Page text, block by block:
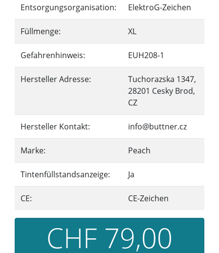
Entsorgungsorganisation: ElektroG-Zeichen
Füllmenge: XL
Gefahrenhinweis: EUH208-1
Hersteller Adresse:
Tuchorazska 1347,
28201 Cesky Brod,
CZ
Hersteller Kontakt: info@buttner.cz
Marke: Peach
Tintenfüllstandsanzeige: Ja
CE: CE-Zeichen
CHF 79,00